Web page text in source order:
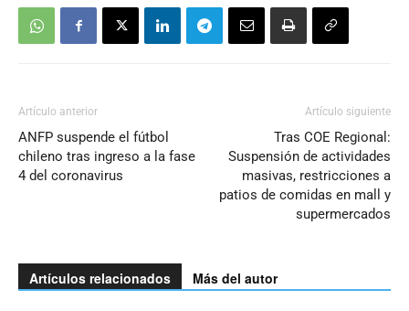
Artículo anterior
ANFP suspende el fútbol
chileno tras ingreso a la fase
4 del coronavirus
Artículo siguiente
Tras COE Regional:
Suspensión de actividades
masivas, restricciones a
patios de comidas en mall y
supermercados
Artículos relacionados Más del autor